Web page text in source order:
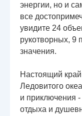
энергии, но и
все
увидите 24
рукотворных, 9
значения.
Настоящий
Ледовитого
и приключения -
отдыха и